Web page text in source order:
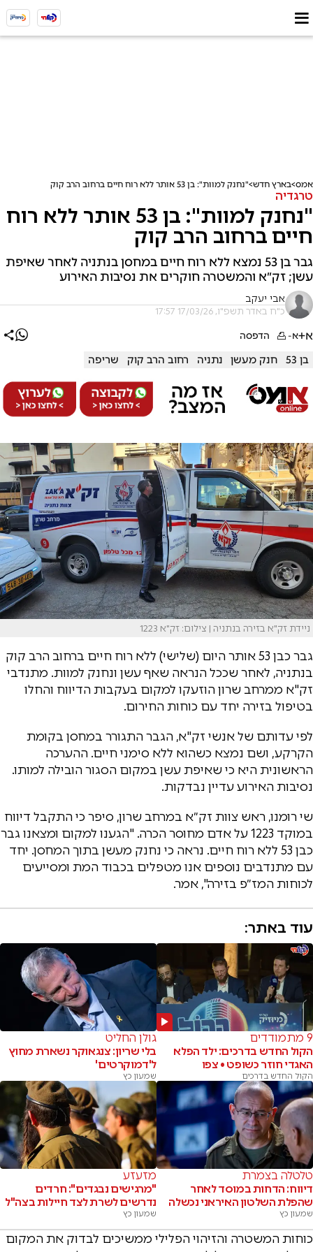
אמס בארץ חדש "נחנק למוות": בן 53 אותר ללא רוח חיים ברחוב הרב קוק
טרגדיה
"נחנק למוות": בן 53 אותר ללא רוח
חיים ברחוב הרב קוק
גבר בן 53 נמצא ללא רוח חיים במחסן בנתניה לאחר שאיפת
עשן; זק״א והמשטרה חוקרים את נסיבות האירוע
אבי יעקב
כ"ח באדר תשפ"ו, 17/03/26 17:57
א+א- הדפסה
בן 53 חנק מעשן נתניה רחוב הרב קוק שריפה
ניידת זק"א בזירה בנתניה | צילום: זק"א 1223
גבר כבן 53 אותר היום (שלישי) ללא רוח חיים ברחוב הרב קוק
בנתניה, לאחר שככל הנראה שאף עשן ונחנק למוות. מתנדבי
זק"א ממרחב שרון הוזעקו למקום בעקבות הדיווח והחלו
בטיפול בזירה יחד עם כוחות החירום.
לפי עדותם של אנשי זק"א, הגבר התגורר במחסן בקומת
הקרקע, ושם נמצא כשהוא ללא סימני חיים. ההערכה
הראשונית היא כי שאיפת עשן במקום הסגור הובילה למותו.
נסיבות האירוע עדיין נבדקות.
שי רומנו, ראש צוות זק״א במרחב שרון, סיפר כי התקבל דיווח
במוקד 1223 על אדם מחוסר הכרה. "הגענו למקום ומצאנו גבר
כבן 53 ללא רוח חיים. נראה כי נחנק מעשן בתוך המחסן. יחד
עם מתנדבים נוספים אנו מטפלים בכבוד המת ומסייעים
לכוחות המז״פ בזירה", אמר.
עוד באתר:
9 מתמודדים
הקול החדש בדרכים: ילד הפלא
האגדי חוזר כשופט • צפו
הקול החדש בדרכים
גולן החליט
בלי שריון: צנגאוקר נשארת מחוץ
ל'דמוקרטים'
שמעון כץ
טלטלה בצמרת
דיווח: הדחות במוסד לאחר
שהפלת השלטון האיראני נכשלה
שמעון כץ
מזעזע
"מרגישים נבגדים": חרדים
נדרשים לשרת לצד חיילות בצה"ל
שמעון כץ
כוחות המשטרה והזיהוי הפלילי ממשיכים לבדוק את המקום